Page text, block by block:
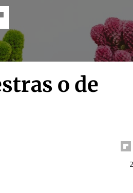
o de